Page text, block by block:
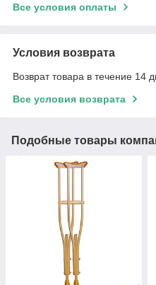
Все условия оплаты
Условия возврата
Возврат товара в течение 14
Все условия возврата
Подобные товары